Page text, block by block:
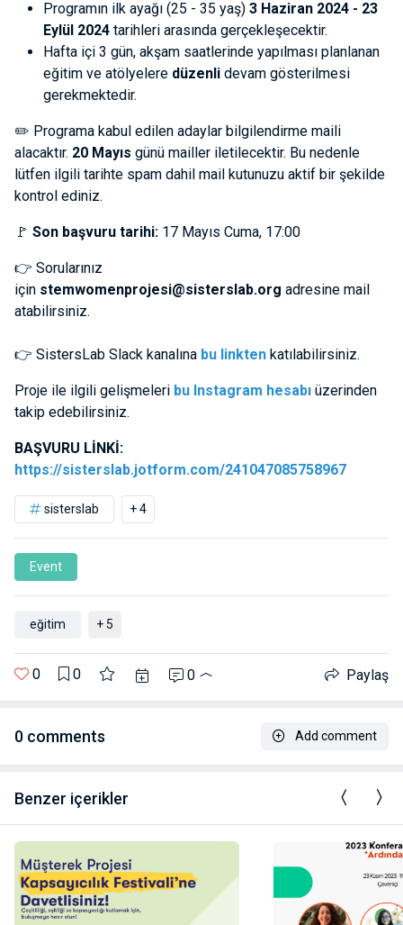
Programın ilk ayağı (25 - 35 yaş) 3 Haziran 2024 - 23
Eylül 2024 tarihleri arasında gerçekleşecektir.
Hafta içi 3 gün, akşam saatlerinde yapılması planlanan
eğitim ve atölyelere düzenli devam gösterilmesi
gerekmektedir.
✏️ Programa kabul edilen adaylar bilgilendirme maili
alacaktır. 20 Mayıs günü mailler iletilecektir. Bu nedenle
lütfen ilgili tarihte spam dahil mail kutunuzu aktif bir şekilde
kontrol ediniz.
🚩 Son başvuru tarihi: 17 Mayıs Cuma, 17:00
👉 Sorularınız
için stemwomenprojesi@sisterslab.org adresine mail
atabilirsiniz.
👉 SistersLab Slack kanalına bu linkten katılabilirsiniz.
Proje ile ilgili gelişmeleri bu Instagram hesabı üzerinden
takip edebilirsiniz.
BAŞVURU LİNKİ:
https://sisterslab.jotform.com/241047085758967
sisterslab + 4
Event
eğitim + 5
0 0 0 Paylaş
0 comments Add comment
Benzer içerikler